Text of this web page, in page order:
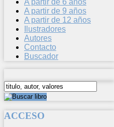
A partir de 6 años
A partir de 9 años
A partir de 12 años
Ilustradores
Autores
Contacto
Buscador
ACCESO